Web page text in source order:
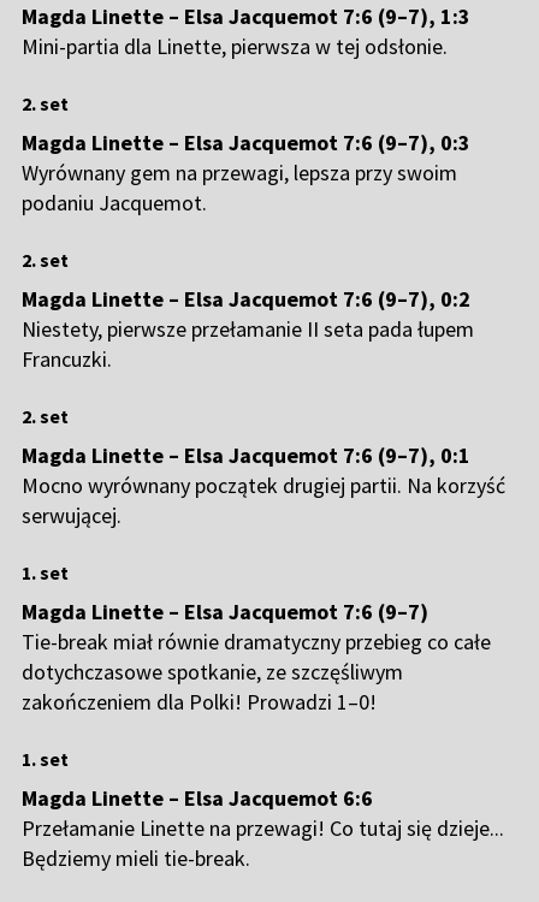
Magda Linette – Elsa Jacquemot 7:6 (9–7), 1:3
Mini-partia dla Linette, pierwsza w tej odsłonie.
2. set
Magda Linette – Elsa Jacquemot 7:6 (9–7), 0:3
Wyrównany gem na przewagi, lepsza przy swoim
podaniu Jacquemot.
2. set
Magda Linette – Elsa Jacquemot 7:6 (9–7), 0:2
Niestety, pierwsze przełamanie II seta pada łupem
Francuzki.
2. set
Magda Linette – Elsa Jacquemot 7:6 (9–7), 0:1
Mocno wyrównany początek drugiej partii. Na korzyść
serwującej.
1. set
Magda Linette – Elsa Jacquemot 7:6 (9–7)
Tie-break miał równie dramatyczny przebieg co całe
dotychczasowe spotkanie, ze szczęśliwym
zakończeniem dla Polki! Prowadzi 1–0!
1. set
Magda Linette – Elsa Jacquemot 6:6
Przełamanie Linette na przewagi! Co tutaj się dzieje...
Będziemy mieli tie-break.